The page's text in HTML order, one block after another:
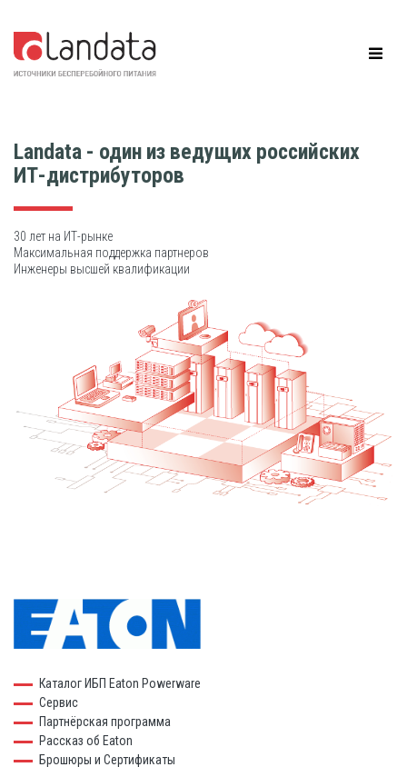
Landata - один из ведущих российских
ИТ-дистрибуторов
30 лет на ИТ-рынке
Максимальная поддержка партнеров
Инженеры высшей квалификации
Каталог ИБП Eaton Powerware
Сервис
Партнёрская программа
Рассказ об Eaton
Брошюры и Сертификаты